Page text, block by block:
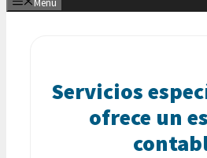
Menú
Servicios
ofrece un